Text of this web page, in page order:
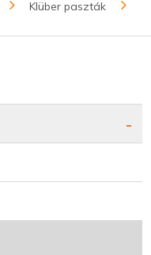
Klüber paszták